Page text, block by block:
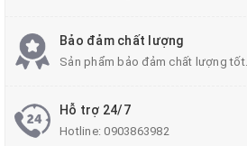
hình nên việc nâng đời là hoàn toàn có
LX 570 2008được "hồi xuân" với việc
Bảo đảm chất lượng
Sản phẩm bảo đảm chất lượng tốt.
Hỗ trợ 24/7
Hotline:0903863982